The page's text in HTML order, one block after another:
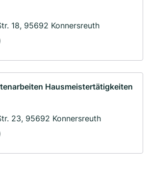
18, 95692 Konnersreuth
Hausmeistertätigkeiten
23, 95692 Konnersreuth